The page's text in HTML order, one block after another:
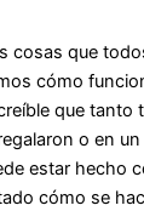
cosas que
cómo
que tanto
o en
estar hecho
cómo se